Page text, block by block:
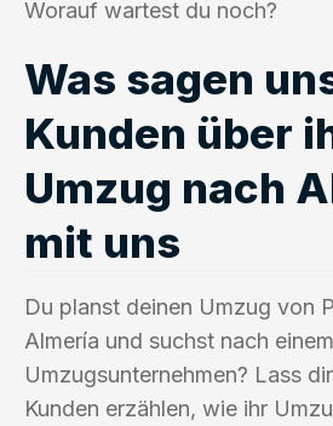
Worauf wartest du noch?
Was sagen
Kunden über
Umzug nach
mit uns
Du planst deinen Umzug von
Almería und suchst nach
Umzugsunternehmen? Lass
Kunden erzählen, wie ihr